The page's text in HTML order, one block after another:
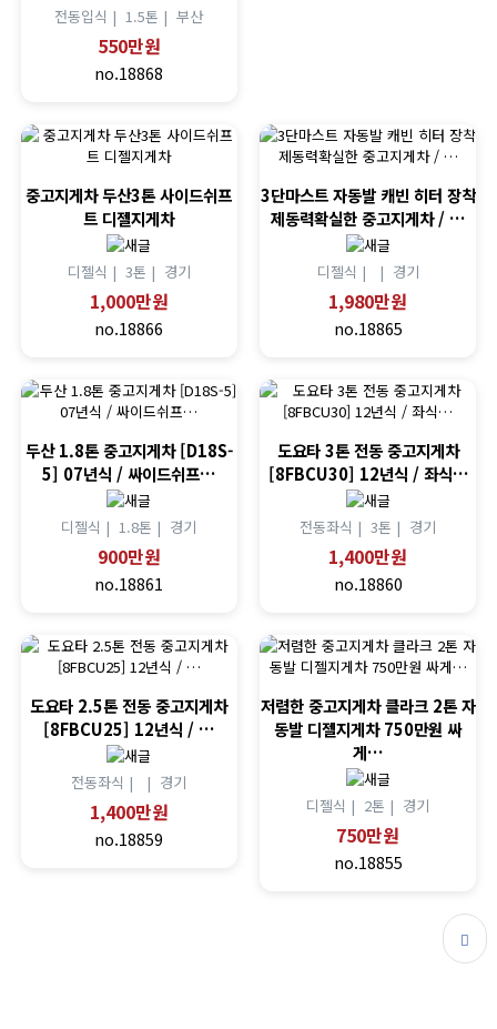
전동입식 |1.5톤 |부산
550만원
no.18868
중고지게차 두산3톤 사이드쉬프
트 디젤지게차
디젤식 | 3톤 | 경기
1,000만원
no.18866
3단마스트 자동발 캐빈 히터 장착
제동력확실한 중고지게차 / …
디젤식 | | 경기
1,980만원
no.18865
두산 1.8톤 중고지게차 [D18S-
5] 07년식 / 싸이드쉬프…
디젤식 |1.8톤 | 경기
900만원
no.18861
도요타 3톤 전동 중고지게차
[8FBCU30] 12년식 / 좌식…
전동좌식 |3톤 | 경기
1,400만원
no.18860
도요타 2.5톤 전동 중고지게차
[8FBCU25] 12년식 / …
전동좌식 | | 경기
1,400만원
no.18859
저렴한 중고지게차 클라크 2톤 자
동발 디젤지게차 750만원 싸
게…
디젤식 | 2톤 | 경기
750만원
no.18855